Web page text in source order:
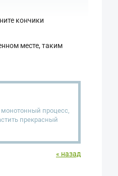
кончики
месте, таким
процесс,
прекрасный
« назад